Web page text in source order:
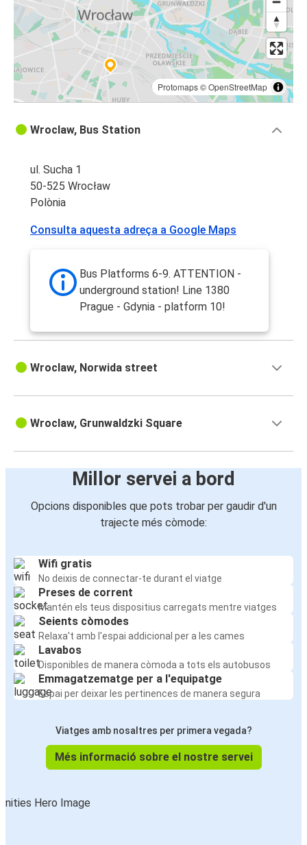
Protomaps©OpenStreetMap
Wroclaw, Bus Station
ul. Sucha 1
50-525 Wrocław
Polònia
Consulta aquesta adreça a Google Maps
Bus Platforms 6-9. ATTENTION -
underground station! Line 1380
Prague - Gdynia - platform 10!
Wroclaw, Norwida street
Wroclaw, Grunwaldzki Square
Millor servei a bord
Opcions disponibles que pots trobar per gaudir d'un
trajecte més còmode:
Wifi gratis
No deixis de connectar-te durant el viatge
Preses de corrent
Mantén els teus dispositius carregats mentre viatges
Seients còmodes
Relaxa't amb l'espai addicional per a les cames
Lavabos
Disponibles de manera còmoda a tots els autobusos
Emmagatzematge per a l'equipatge
Espai per deixar les pertinences de manera segura
Viatges amb nosaltres per primera vegada?
Més informació sobre el nostre servei